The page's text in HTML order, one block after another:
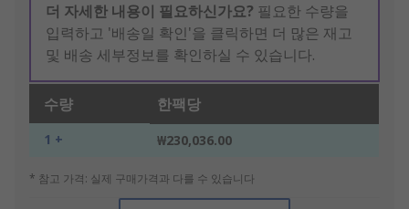
더 자세한 내용이 필요하신가요? 필요한 수량을
입력하고 '배송일 확인'을 클릭하면 더 많은 재고
및 배송 세부정보를 확인하실 수 있습니다.
수량 한팩당
1 + ₩230,036.00
* 참고 가격: 실제 구매가격과 다를 수 있습니다